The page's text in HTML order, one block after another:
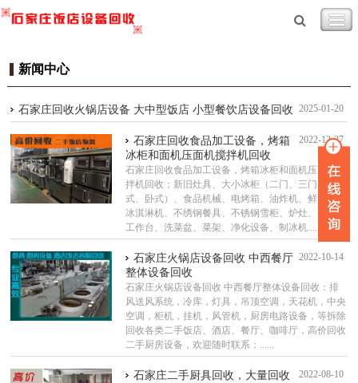
新闻中心
2025-01-20
石家庄回收火锅店设备 大中型饭店 小型餐饮店设备回收
2022-12-27
石家庄回收食品加工设备，烤箱
冰柜和面机压面机搅拌机回收
石家庄回收食品加工设备，烤箱冰柜和面机压面机搅
拌机回收；新旧灶具、大小冰柜（二门、三门、立
式、卧式）、食品机械、电烤箱、油炸机、鲜奶机、
冰淇淋机、不绣钢餐具、不锈钢雪柜、炉灶、荷台、
工作台、洗菜盆、菜架、净化设备、制冰机......
2022-10-14
石家庄火锅店设备回收 中西餐厅
整体设备回收
石家庄火锅店设备回收 中西餐厅整体设备回收：排
风送风系统，冷库，灯具，吊顶空调，天花机，中央
空调，柜机，挂机，风管机，厨房电路设备，等拆除
回收各类二手饭店、酒店、餐厅、咖啡厅，高价回收
二手厨房设备，欢迎随时联系；......
2022-08-10
石家庄二手厨具回收，大量回收